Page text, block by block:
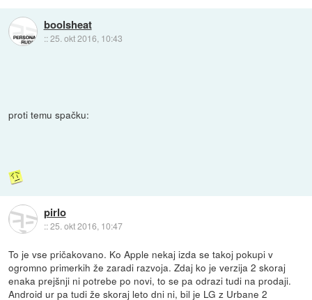
boolsheat
::25. okt 2016, 10:43
proti temu spačku:
pirlo
::25. okt 2016, 10:47
To je vse pričakovano. Ko Apple nekaj izda se takoj pokupi v
ogromno primerkih že zaradi razvoja. Zdaj ko je verzija 2 skoraj
enaka prejšnji ni potrebe po novi, to se pa odrazi tudi na prodaji.
Android ur pa tudi že skoraj leto dni ni, bil je LG z Urbane 2